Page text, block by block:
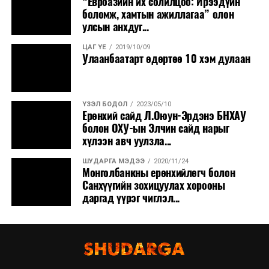
боломж, хамтын ажиллагаа” олон
улсын анхдуг...
ЦАГ ҮЕ 2019/10/09
Улаанбаатарт өдөртөө 10 хэм дулаан
ҮЗЭЛ БОДОЛ 2023/05/10
Ерөнхий сайд Л.Оюун-Эрдэнэ БНХАУ
болон ОХУ-ын Элчин сайд нарыг
хүлээн авч уулзла...
ШУДАРГА МЭДЭЭ 2020/11/24
Монголбанкны ерөнхийлөгч болон
Санхүүгийн зохицуулах хорооны
даргад үүрэг чиглэл...